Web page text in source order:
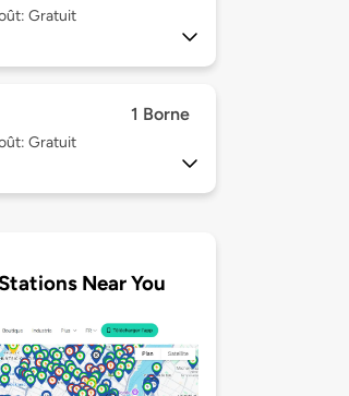
Gratuit
1 Borne
Gratuit
Near You